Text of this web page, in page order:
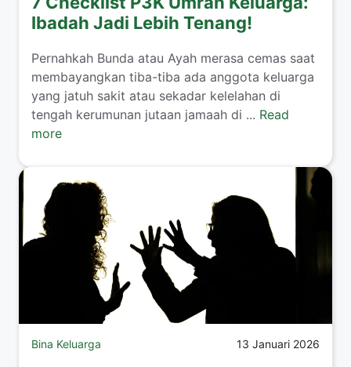
Ibadah Jadi Lebih Tenang!
​Pernahkah Bunda atau Ayah merasa cemas saat
membayangkan tiba-tiba ada anggota keluarga
yang jatuh sakit atau sekadar kelelahan di
tengah kerumunan jutaan jamaah di ... Read
more
Bina Keluarga 13 Januari 2026